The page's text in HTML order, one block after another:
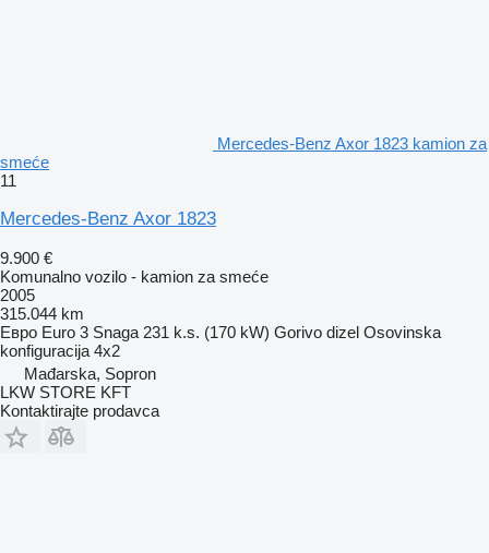
Mercedes-Benz Axor 1823 kamion za
smeće
11
Mercedes-Benz Axor 1823
9.900 €
Komunalno vozilo - kamion za smeće
2005
315.044 km
Евро Euro 3 Snaga 231 k.s. (170 kW) Gorivo dizel Osovinska
konfiguracija 4x2
Mađarska, Sopron
LKW STORE KFT
Kontaktirajte prodavca